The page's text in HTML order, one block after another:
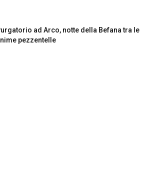
ad Arco, notte della Befana tra le
pezzentelle